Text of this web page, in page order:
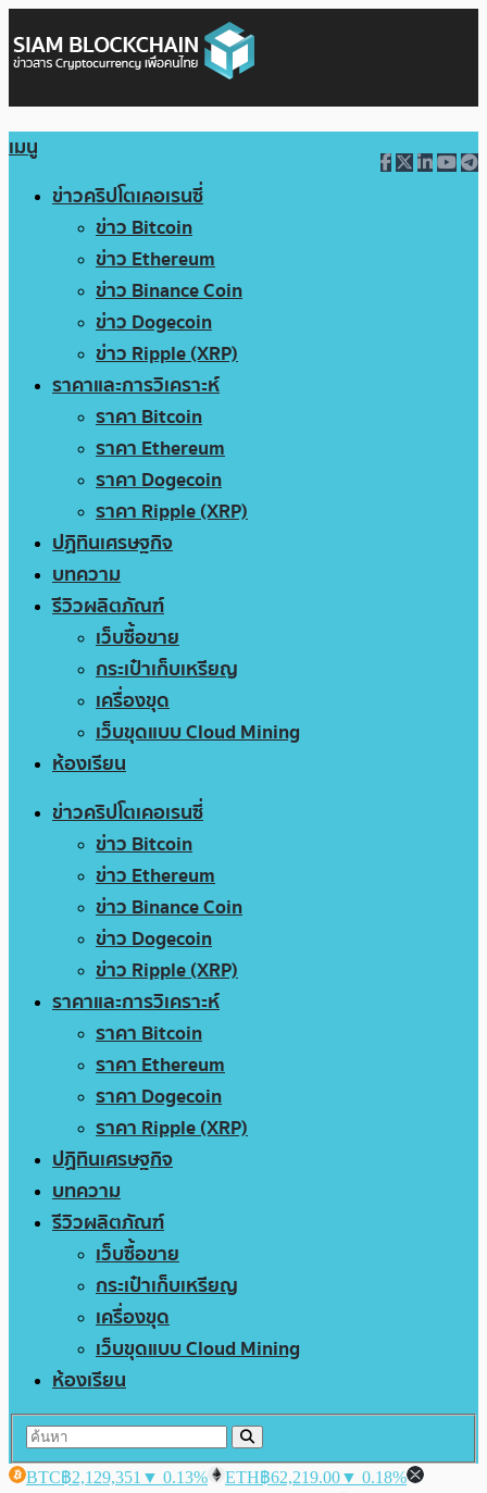
เมนู
ข่าวคริปโตเคอเรนซี่
ข่าว Bitcoin
ข่าว Ethereum
ข่าว Binance Coin
ข่าว Dogecoin
ข่าว Ripple (XRP)
ราคาและการวิเคราะห์
ราคา Bitcoin
ราคา Ethereum
ราคา Dogecoin
ราคา Ripple (XRP)
ปฏิทินเศรษฐกิจ
บทความ
รีวิวผลิตภัณฑ์
เว็บซื้อขาย
กระเป๋าเก็บเหรียญ
เครื่องขุด
เว็บขุดแบบ Cloud Mining
ห้องเรียน
ข่าวคริปโตเคอเรนซี่
ข่าว Bitcoin
ข่าว Ethereum
ข่าว Binance Coin
ข่าว Dogecoin
ข่าว Ripple (XRP)
ราคาและการวิเคราะห์
ราคา Bitcoin
ราคา Ethereum
ราคา Dogecoin
ราคา Ripple (XRP)
ปฏิทินเศรษฐกิจ
บทความ
รีวิวผลิตภัณฑ์
เว็บซื้อขาย
กระเป๋าเก็บเหรียญ
เครื่องขุด
เว็บขุดแบบ Cloud Mining
ห้องเรียน
BTC฿2,129,351 ▼ 0.13% ETH฿62,219.00▼ 0.18%